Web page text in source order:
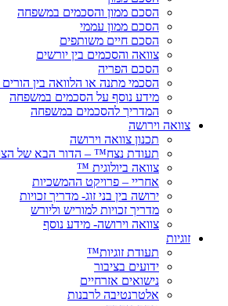
הסכם ממון והסכמים במשפחה
הסכם ממון עממי
הסכם חיים משותפים
צוואה והסכמים בין יורשים
הסכם הפריה
הסכמי מתנה או הלוואה בין הורים
מידע נוסף על הסכמים במשפחה
המדריך להסכמים במשפחה
צוואה וירושה
תכנון צוואה וירושה
תעודת נצח™ – הדור הבא של
צוואה ביולוגית ™
אחריי – פרויקט ההמשכיות
ירושה בין בני זוג- מדריך זכויות
מדריך זכויות למוריש וליורש
צוואה וירושה- מידע נוסף
זוגיות
תעודת זוגיות™
ידועים בציבור
נישואים אזרחיים
אלטרנטיבה לרבנות